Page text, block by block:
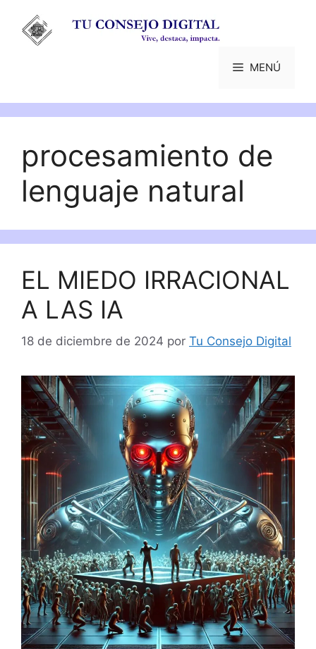
contenido
MENÚ
procesamiento de
lenguaje natural
EL MIEDO IRRACIONAL
A LAS IA
18 de diciembre de 2024 por Tu Consejo Digital